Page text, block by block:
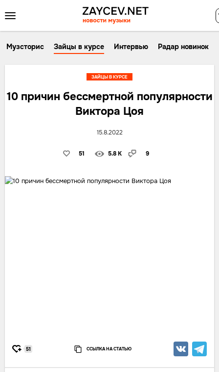
Музсторис Зайцы в курсе Интервью Радар новинок
10 причин бессмертной популярности
Виктора Цоя
15.8.2022
51 5.8 K 9
ЗАЙЦЫ В КУРСЕ
51 ССЫЛКА НА СТАТЬЮ